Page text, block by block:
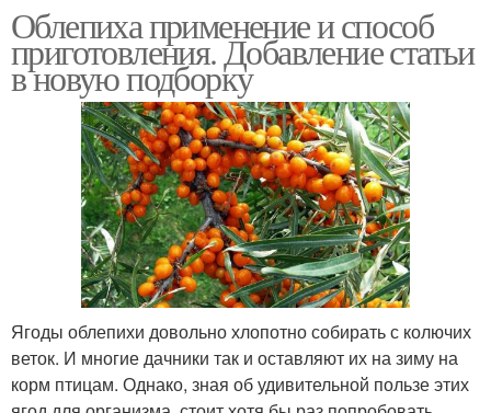
Облепиха применение и способ
приготовления. Добавление статьи
в новую подборку
Ягоды облепихи довольно хлопотно собирать с колючих
веток. И многие дачники так и оставляют их на зиму на
корм птицам. Однако, зная об удивительной пользе этих